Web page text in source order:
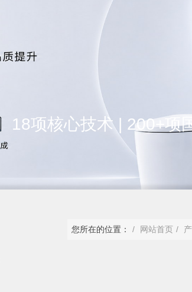
18项核心技术 | 200+项
您所在的位置： 网站首页